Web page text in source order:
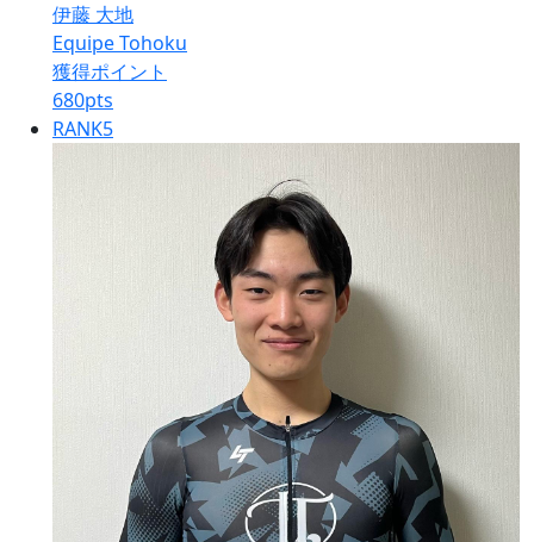
伊藤 大地
Equipe Tohoku
獲得ポイント
680pts
RANK5